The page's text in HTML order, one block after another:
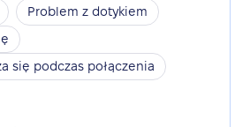
Problem z dotykiem
się podczas połączenia